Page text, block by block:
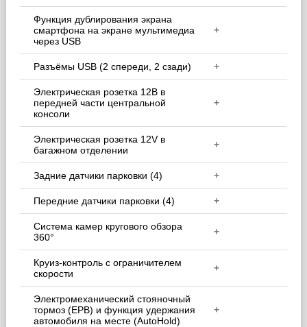
Функция дублирования экрана
смартфона на экране мультимедиa
через USB
+
Разъёмы USB (2 спереди, 2 сзади) +
Электрическая розетка 12В в
передней части центральной
консоли
+
Электрическая розетка 12V в
багажном отделении
+
Задние датчики парковки (4) +
Передние датчики парковки (4) +
Система камер кругового обзора
360°
+
Круиз-контроль с ограничителем
скорости
+
Электромеханический стояночный
тормоз (EPB) и функция удержания
автомобиля на месте (AutoHold)
+